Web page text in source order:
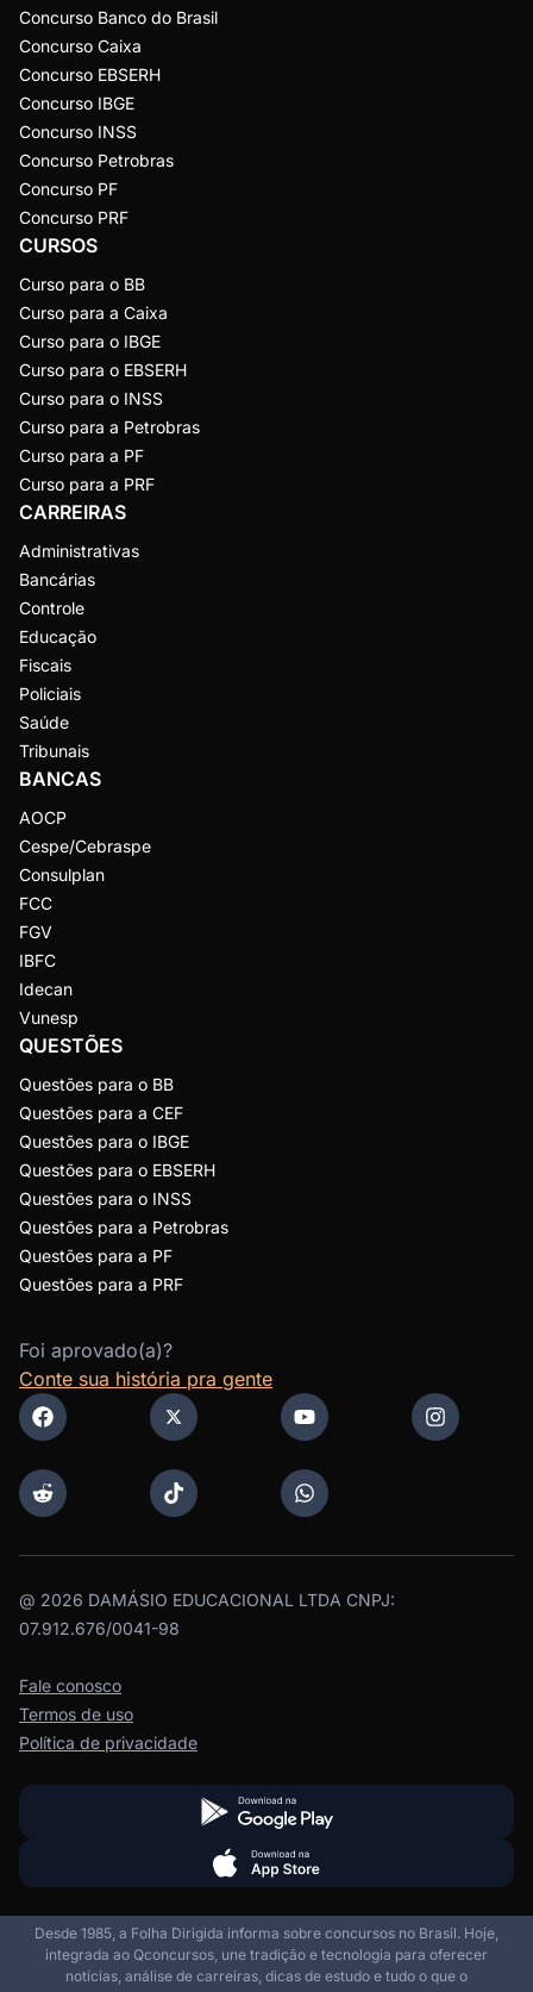
Concurso Banco do Brasil
Concurso Caixa
Concurso EBSERH
Concurso IBGE
Concurso INSS
Concurso Petrobras
Concurso PF
Concurso PRF
CURSOS
Curso para o BB
Curso para a Caixa
Curso para o IBGE
Curso para o EBSERH
Curso para o INSS
Curso para a Petrobras
Curso para a PF
Curso para a PRF
CARREIRAS
Administrativas
Bancárias
Controle
Educação
Fiscais
Policiais
Saúde
Tribunais
BANCAS
AOCP
Cespe/Cebraspe
Consulplan
FCC
FGV
IBFC
Idecan
Vunesp
QUESTÕES
Questões para o BB
Questões para a CEF
Questões para o IBGE
Questões para o EBSERH
Questões para o INSS
Questões para a Petrobras
Questões para a PF
Questões para a PRF
Foi aprovado(a)?
Conte sua história pra gente
@ 2026 DAMÁSIO EDUCACIONAL LTDA CNPJ:
07.912.676/0041-98
Fale conosco
Termos de uso
Política de privacidade
Desde 1985, a Folha Dirigida informa sobre concursos no Brasil. Hoje,
integrada ao Qconcursos, une tradição e tecnologia para oferecer
notícias, análise de carreiras, dicas de estudo e tudo o que o